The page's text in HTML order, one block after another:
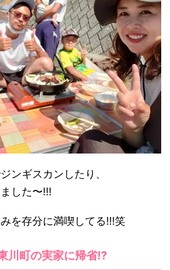
ンギスカンしたり、
した〜!!!
を存分に満喫してる!!!笑
川町の実家に帰省!?